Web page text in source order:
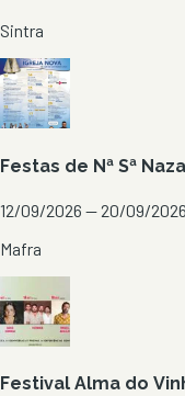
Sintra
Festas de Nª Sª
12/09/2026 — 20/09/2026
Mafra
Festival Alma do